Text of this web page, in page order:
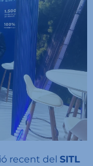
recent del SITL